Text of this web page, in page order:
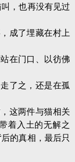
，也再没有见过
成了埋藏在村上
在门口、以彷佛
了之，还是在孤
这两件与猫相关
着入土的无解之
的真相，最后只